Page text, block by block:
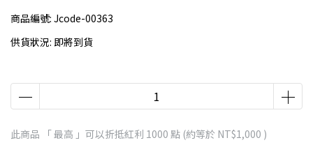
商品編號: Jcode-00363
供貨狀況: 即將到貨
此商品 「 最高 」可以折抵紅利 1000 點 (約等於 NT$1,000 )